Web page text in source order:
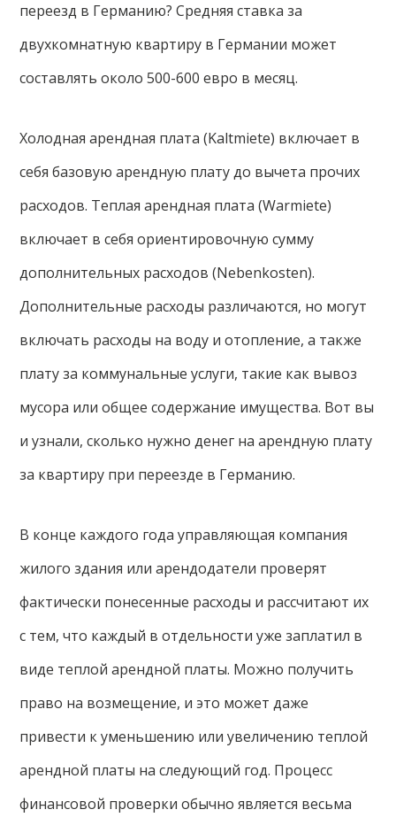
переезд в Германию? Средняя ставка за
двухкомнатную квартиру в Германии может
составлять около 500-600 евро в месяц.
Холодная арендная плата (Kaltmiete) включает в
себя базовую арендную плату до вычета прочих
расходов. Теплая арендная плата (Warmiete)
включает в себя ориентировочную сумму
дополнительных расходов (Nebenkosten).
Дополнительные расходы различаются, но могут
включать расходы на воду и отопление, а также
плату за коммунальные услуги, такие как вывоз
мусора или общее содержание имущества. Вот вы
и узнали, сколько нужно денег на арендную плату
за квартиру при переезде в Германию.
В конце каждого года управляющая компания
жилого здания или арендодатели проверят
фактически понесенные расходы и рассчитают их
с тем, что каждый в отдельности уже заплатил в
виде теплой арендной платы. Можно получить
право на возмещение, и это может даже
привести к уменьшению или увеличению теплой
арендной платы на следующий год. Процесс
финансовой проверки обычно является весьма